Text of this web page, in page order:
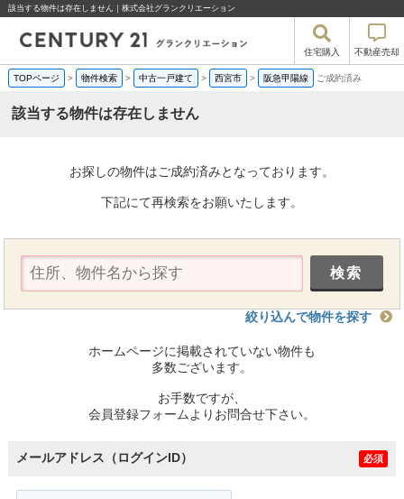
該当する物件は存在しません｜株式会社グランクリエーション
住宅購入 不動産売却
TOPページ > 物件検索 > 中古一戸建て > 西宮市 > 阪急甲陽線 ご成約済み
該当する物件は存在しません
お探しの物件はご成約済みとなっております。
下記にて再検索をお願いたします。
絞り込んで物件を探す
ホームページに掲載されていない物件も
多数ございます。
お手数ですが、
会員登録フォームよりお問合せ下さい。
メールアドレス（ログインID） 必須